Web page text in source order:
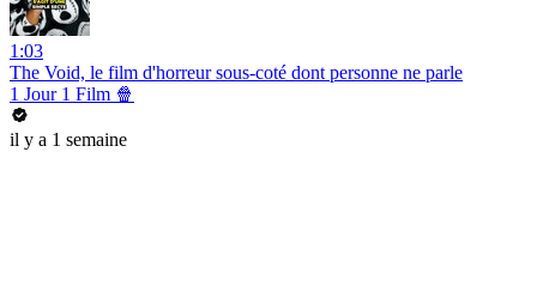
1:03
The Void, le film d'horreur sous-coté dont personne ne parle
1 Jour 1 Film 🍿
il y a 1 semaine